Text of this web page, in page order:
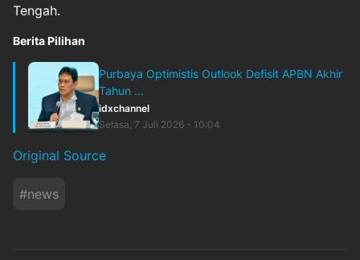
Tengah.
Berita Pilihan
Purbaya Optimistis Outlook Defisit APBN Akhir
Tahun ...
idxchannel
Selasa, 7 Juli 2026 - 10:04
Original Source
#news